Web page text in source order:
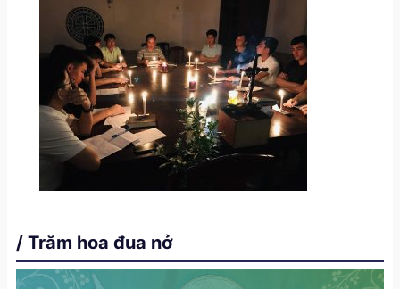
/ Trăm hoa đua nở